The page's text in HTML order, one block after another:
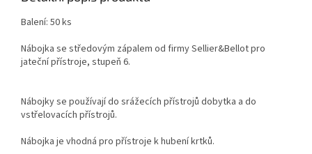
Balení: 50 ks
Nábojka se středovým zápalem od firmy Sellier&Bellot pro
jateční přístroje, stupeň 6.
Nábojky se používají do srážecích přístrojů dobytka a do
vstřelovacích přístrojů.
Nábojka je vhodná pro přístroje k hubení krtků.